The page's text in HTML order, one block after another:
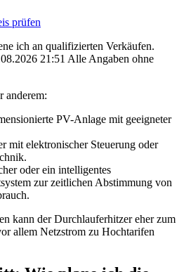
prüfen
ich an qualifizierten Verkäufen.
21:51 Alle Angaben ohne
anderem:
PV-Anlage mit geeigneter
mit elektronischer Steuerung oder
oder ein intelligentes
zur zeitlichen Abstimmung von
kann der Durchlauferhitzer eher zum
allem Netzstrom zu Hochtarifen